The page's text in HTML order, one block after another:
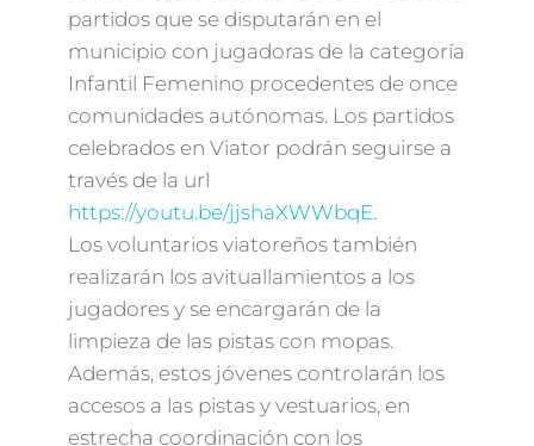
partidos que se disputarán en el
municipio con jugadoras de la categoría
Infantil Femenino procedentes de once
comunidades autónomas. Los partidos
celebrados en Viator podrán seguirse a
través de la url
https://youtu.be/jjshaXWWbqE.
Los voluntarios viatoreños también
realizarán los avituallamientos a los
jugadores y se encargarán de la
limpieza de las pistas con mopas.
Además, estos jóvenes controlarán los
accesos a las pistas y vestuarios, en
estrecha coordinación con los